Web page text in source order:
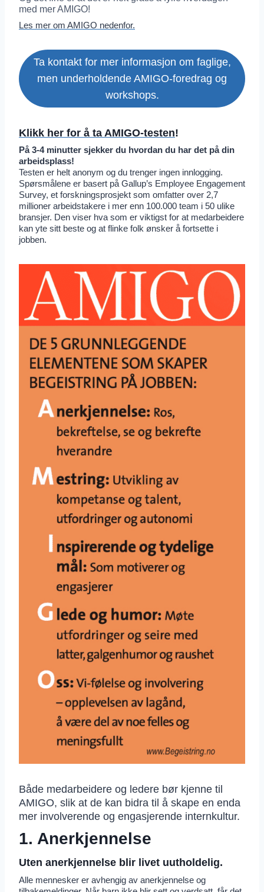
med mer AMIGO!
Les mer om AMIGO nedenfor.
Ta kontakt for mer informasjon om faglige,
men underholdende AMIGO-foredrag og
workshops.
Klikk her for å ta AMIGO-testen!
På 3-4 minutter sjekker du hvordan du har det på din
arbeidsplass!
Testen er helt anonym og du trenger ingen innlogging.
Spørsmålene er basert på Gallup’s Employee Engagement
Survey, et forskningsprosjekt som omfatter over 2,7
millioner arbeidstakere i mer enn 100.000 team i 50 ulike
bransjer. Den viser hva som er viktigst for at medarbeidere
kan yte sitt beste og at flinke folk ønsker å fortsette i
jobben.
Både medarbeidere og ledere bør kjenne til
AMIGO, slik at de kan bidra til å skape en enda
mer involverende og engasjerende internkultur.
1. Anerkjennelse
Uten anerkjennelse blir livet uutholdelig.
Alle mennesker er avhengig av anerkjennelse og